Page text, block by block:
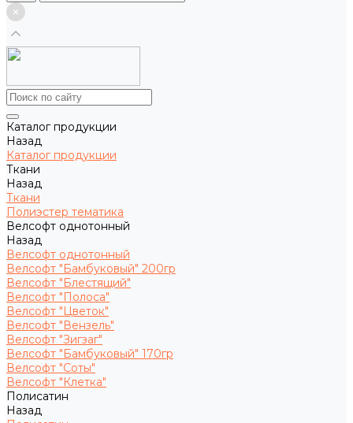
Каталог продукции
Назад
Каталог продукции
Ткани
Назад
Ткани
Полиэстер тематика
Велсофт однотонный
Назад
Велсофт однотонный
Велсофт "Бамбуковый" 200гр
Велсофт "Блестящий"
Велсофт "Полоса"
Велсофт "Цветок"
Велсофт "Вензель"
Велсофт "Зигзаг"
Велсофт "Бамбуковый" 170гр
Велсофт "Соты"
Велсофт "Клетка"
Полисатин
Назад